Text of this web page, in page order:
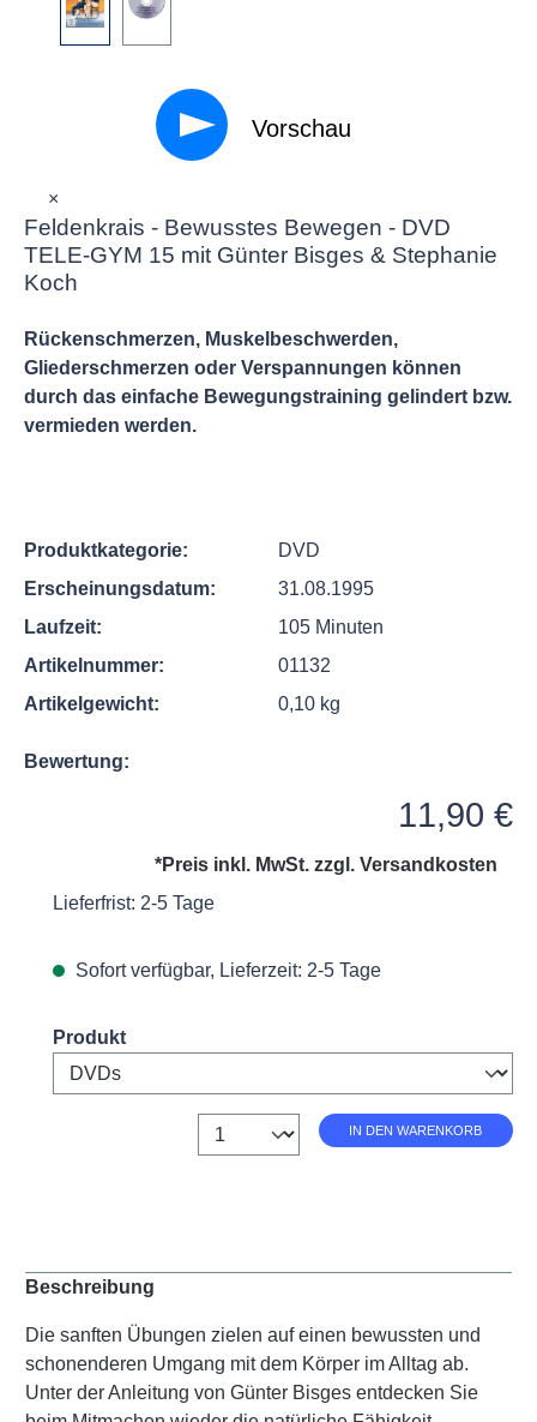
Vorschau
×
Feldenkrais - Bewusstes Bewegen - DVD
TELE-GYM 15 mit Günter Bisges & Stephanie
Koch
Rückenschmerzen, Muskelbeschwerden,
Gliederschmerzen oder Verspannungen können
durch das einfache Bewegungstraining gelindert bzw.
vermieden werden.
Produktkategorie:
DVD
Erscheinungsdatum:
31.08.1995
Laufzeit:
105 Minuten
Artikelnummer:
01132
Artikelgewicht:
0,10 kg
Bewertung:
11,90 €
*Preis inkl. MwSt. zzgl. Versandkosten
Lieferfrist: 2-5 Tage
Sofort verfügbar, Lieferzeit: 2-5 Tage
Select
Produkt
Anzahl IN DEN WARENKORB
Beschreibung
Die sanften Übungen zielen auf einen bewussten und
schonenderen Umgang mit dem Körper im Alltag ab.
Unter der Anleitung von Günter Bisges entdecken Sie